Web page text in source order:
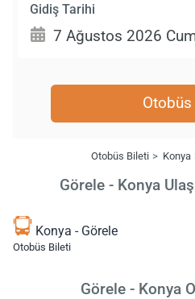
Gidiş Tarihi
Otobüs
Otobüs Bileti Konya
Görele - Konya
Konya - Görele
Otobüs Bileti
Görele - Konya